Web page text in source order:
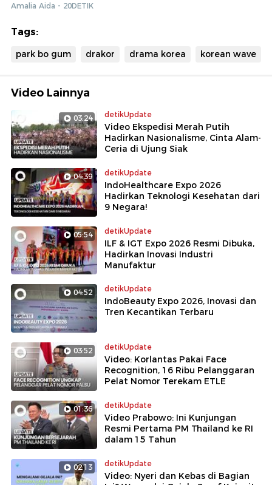
Amalia Aida - 20DETIK
Tags:
park bo gum drakor drama korea korean wave
Video Lainnya
03:24 detikUpdate
Video Ekspedisi Merah Putih
Hadirkan Nasionalisme, Cinta Alam-
Ceria di Ujung Siak
04:39 detikUpdate
IndoHealthcare Expo 2026
Hadirkan Teknologi Kesehatan dari
9 Negara!
05:54 detikUpdate
ILF & IGT Expo 2026 Resmi Dibuka,
Hadirkan Inovasi Industri
Manufaktur
04:52 detikUpdate
IndoBeauty Expo 2026, Inovasi dan
Tren Kecantikan Terbaru
03:52 detikUpdate
Video: Korlantas Pakai Face
Recognition, 16 Ribu Pelanggaran
Pelat Nomor Terekam ETLE
01:36 detikUpdate
Video Prabowo: Ini Kunjungan
Resmi Pertama PM Thailand ke RI
dalam 15 Tahun
02:13 detikUpdate
Video: Nyeri dan Kebas di Bagian